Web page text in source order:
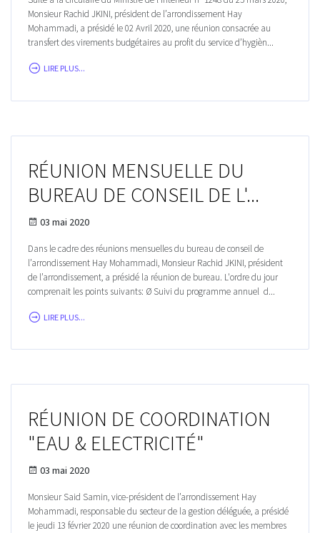
Monsieur Rachid JKINI, président de l’arrondissement Hay
Mohammadi, a présidé le 02 Avril 2020, une réunion consacrée au
transfert des virements budgétaires au profit du service d’hygièn...
LIRE PLUS...
RÉUNION MENSUELLE DU
BUREAU DE CONSEIL DE L'...
03 mai 2020
Dans le cadre des réunions mensuelles du bureau de conseil de
l’arrondissement Hay Mohammadi, Monsieur Rachid JKINI, président
de l’arrondissement, a présidé la réunion de bureau. L'ordre du jour
comprenait les points suivants: Ø Suivi du programme annuel d...
LIRE PLUS...
RÉUNION DE COORDINATION
"EAU & ELECTRICITÉ"
03 mai 2020
Monsieur Said Samin, vice-président de l’arrondissement Hay
Mohammadi, responsable du secteur de la gestion déléguée, a présidé
le jeudi 13 février 2020 une réunion de coordination avec les membres